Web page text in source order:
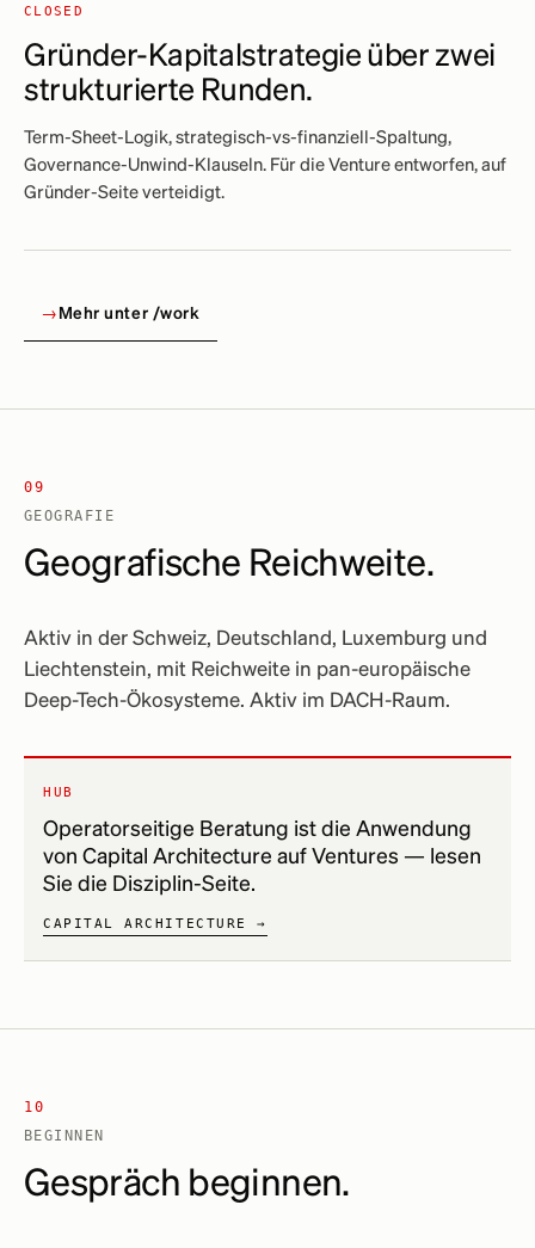
CLOSED
Gründer-Kapitalstrategie über zwei
strukturierte Runden.
Term-Sheet-Logik, strategisch-vs-finanziell-Spaltung,
Governance-Unwind-Klauseln. Für die Venture entworfen, auf
Gründer-Seite verteidigt.
→ Mehr unter /work
09
GEOGRAFIE
Geografische Reichweite.
Aktiv in der Schweiz, Deutschland, Luxemburg und
Liechtenstein, mit Reichweite in pan-europäische
Deep-Tech-Ökosysteme. Aktiv im DACH-Raum.
HUB
Operatorseitige Beratung ist die Anwendung
von Capital Architecture auf Ventures — lesen
Sie die Disziplin-Seite.
CAPITAL ARCHITECTURE →
10
BEGINNEN
Gespräch beginnen.